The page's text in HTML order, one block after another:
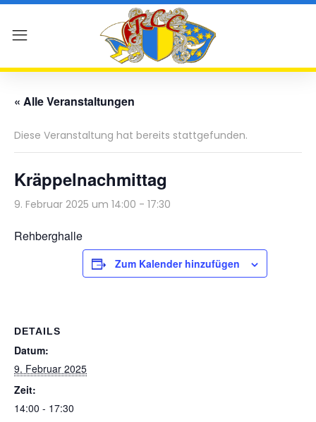
« Alle Veranstaltungen
Diese Veranstaltung hat bereits stattgefunden.
Kräppelnachmittag
9. Februar 2025 um 14:00 - 17:30
Rehberghalle
Zum Kalender hinzufügen
DETAILS
Datum:
9. Februar 2025
Zeit:
14:00 - 17:30